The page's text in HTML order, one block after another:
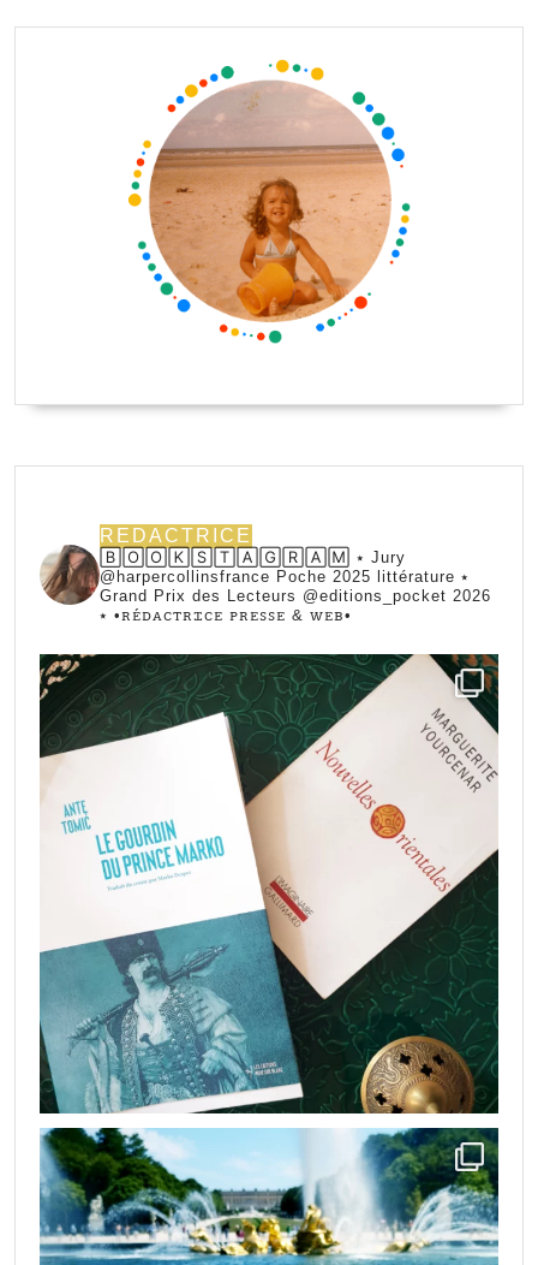
REDACTRICE
🄱🄾🄾🄺🅂🅃🄰🄶🅁🄰🄼 ⭑ Jury
@harpercollinsfrance Poche 2025 littérature ⭑
Grand Prix des Lecteurs @editions_pocket 2026
⭑ •ꭱꭼ́ꭰꭺꮯꭲꭱꮖꮯꭼ ꮲꭱꭼꮪꮪꭼ & ꮃꭼᏼ•